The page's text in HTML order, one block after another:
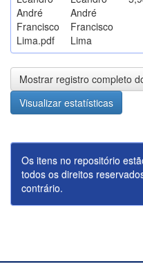
André
Francisco
Lima.pdf
André
Francisco
Lima
Mostrar registro completo
Visualizar estatísticas
Os itens no repositório
todos os direitos
contrário.